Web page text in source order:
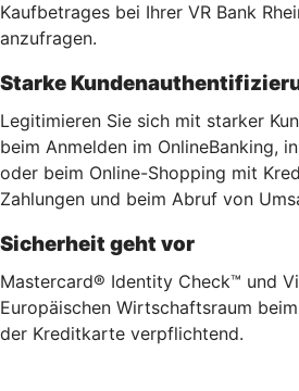
Kaufbetrages bei Ihrer VR Bank
anzufragen.
Starke
Legitimieren Sie sich mit starker
beim Anmelden im OnlineBanking,
oder beim Online-Shopping mit
Zahlungen und beim Abruf von
Sicherheit geht vor
Mastercard® Identity Check™ und
Europäischen Wirtschaftsraum
der Kreditkarte verpflichtend.